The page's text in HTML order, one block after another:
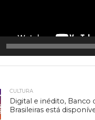
CULTURA
Digital e inédito, Banco
Brasileiras está